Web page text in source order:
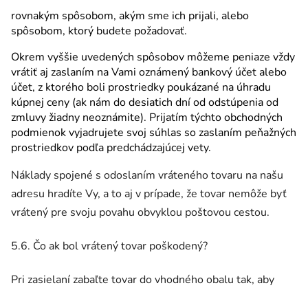
rovnakým spôsobom, akým sme ich prijali, alebo
spôsobom, ktorý budete požadovať.
Okrem vyššie uvedených spôsobov môžeme peniaze vždy
vrátiť aj zaslaním na Vami oznámený bankový účet alebo
účet, z ktorého boli prostriedky poukázané na úhradu
kúpnej ceny (ak nám do desiatich dní od odstúpenia od
zmluvy žiadny neoznámite). Prijatím týchto obchodných
podmienok vyjadrujete svoj súhlas so zaslaním peňažných
prostriedkov podľa predchádzajúcej vety.
Náklady spojené s odoslaním vráteného tovaru na našu
adresu hradíte Vy, a to aj v prípade, že tovar nemôže byť
vrátený pre svoju povahu obvyklou poštovou cestou.
5.6. Čo ak bol vrátený tovar poškodený?
Pri zasielaní zabaľte tovar do vhodného obalu tak, aby